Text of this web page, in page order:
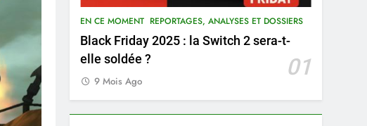
EN CE MOMENT REPORTAGES, ANALYSES ET DOSSIERS
Black Friday 2025 : la Switch 2 sera-t-
elle soldée ?
01
9 Mois Ago